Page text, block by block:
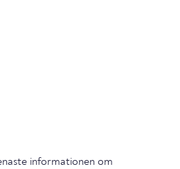
informationen om